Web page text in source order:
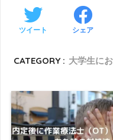
ツイート シェア
CATEGORY : 大学生に